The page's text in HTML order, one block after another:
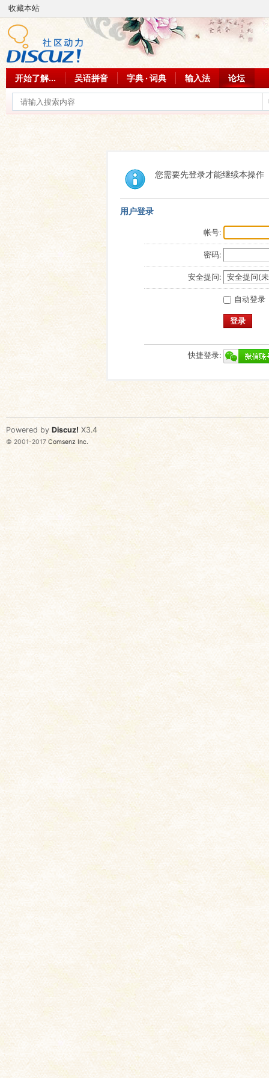
收藏本站
开始了解... 吴语拼音 字典 · 词典 输入法 论坛
您需要先登录才能继续本操作
用户登录
帐号:
密码:
安全提问:
自动登录
登录
快捷登录:
Powered by Discuz! X3.4
© 2001-2017 Comsenz Inc.